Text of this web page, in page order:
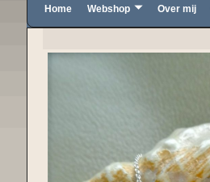
Home Webshop Over mij